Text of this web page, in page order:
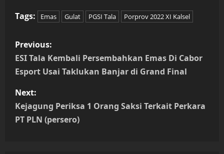
Tags: Emas Gulat PGSI Tala Porprov 2022 XI Kalsel
P
o
t
n
Previous:
ESI Tala Kembali Persembahkan Emas Di Cabor
Esport Usai Taklukan Banjar di Grand Final
Next:
Kejagung Periksa 1 Orang Saksi Terkait Perkara
PT PLN (persero)